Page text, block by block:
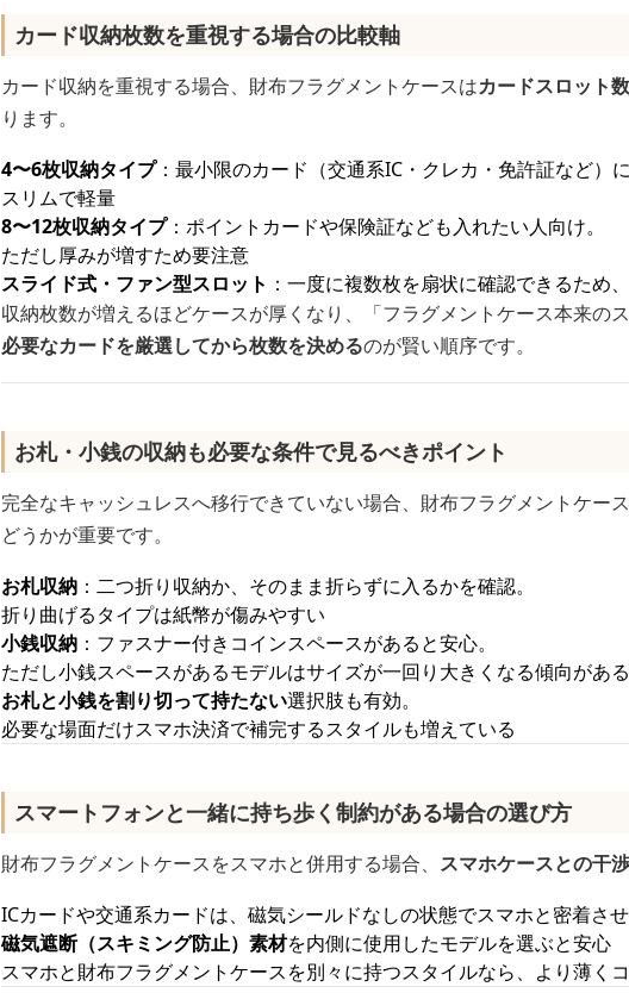
カード収納枚数を重視する場合の比較軸
カード収納を重視する場合、財布フラグメントケースはカードスロット
ります。
4〜6枚収納タイプ：最小限のカード（交通系IC・クレカ・免許証など）に
スリムで軽量
8〜12枚収納タイプ：ポイントカードや保険証なども入れたい人向け。
ただし厚みが増すため要注意
スライド式・ファン型スロット ：一度に複数枚を扇状に確認できるため
収納枚数が増えるほどケースが厚くなり、「フラグメントケース本来の
必要なカードを厳選してから枚数を決めるのが賢い順序です。
お札・小銭の収納も必要な条件で見るべきポイント
完全なキャッシュレスへ移行できていない場合、財布フラグメントケー
どうかが重要です。
お札収納 ：二つ折り収納か、そのまま折らずに入るかを確認。
折り曲げるタイプは紙幣が傷みやすい
小銭収納 ：ファスナー付きコインスペースがあると安心。
ただし小銭スペースがあるモデルはサイズが一回り大きくなる傾向がある
お札と小銭を割り切って持たない選択肢も有効。
必要な場面だけスマホ決済で補完するスタイルも増えている
スマートフォンと一緒に持ち歩く制約がある場合の選び方
財布フラグメントケースをスマホと併用する場合、 スマホケースとの干
ICカードや交通系カードは、磁気シールドなしの状態でスマホと密着さ
磁気遮断（スキミング防止）素材を内側に使用したモデルを選ぶと安心
スマホと財布フラグメントケースを別々に持つスタイルなら、より薄く